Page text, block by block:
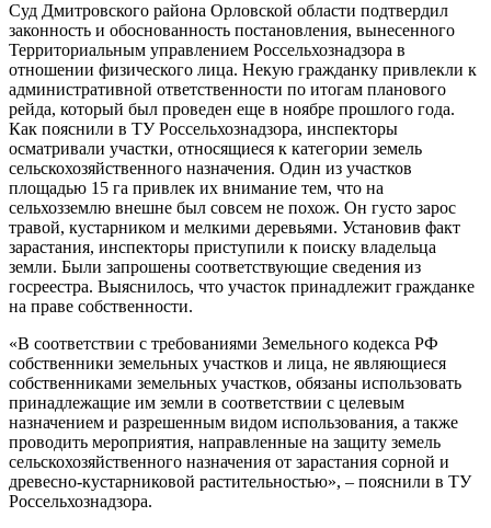
Суд Дмитровского района Орловской области подтвердил
законность и обоснованность постановления, вынесенного
Территориальным управлением Россельхознадзора в
отношении физического лица. Некую гражданку привлекли к
административной ответственности по итогам планового
рейда, который был проведен еще в ноябре прошлого года.
Как пояснили в ТУ Россельхознадзора, инспекторы
осматривали участки, относящиеся к категории земель
сельскохозяйственного назначения. Один из участков
площадью 15 га привлек их внимание тем, что на
сельхозземлю внешне был совсем не похож. Он густо зарос
травой, кустарником и мелкими деревьями. Установив факт
зарастания, инспекторы приступили к поиску владельца
земли. Были запрошены соответствующие сведения из
госреестра. Выяснилось, что участок принадлежит гражданке
на праве собственности.
«В соответствии с требованиями Земельного кодекса РФ
собственники земельных участков и лица, не являющиеся
собственниками земельных участков, обязаны использовать
принадлежащие им земли в соответствии с целевым
назначением и разрешенным видом использования, а также
проводить мероприятия, направленные на защиту земель
сельскохозяйственного назначения от зарастания сорной и
древесно-кустарниковой растительностью», – пояснили в ТУ
Россельхознадзора.